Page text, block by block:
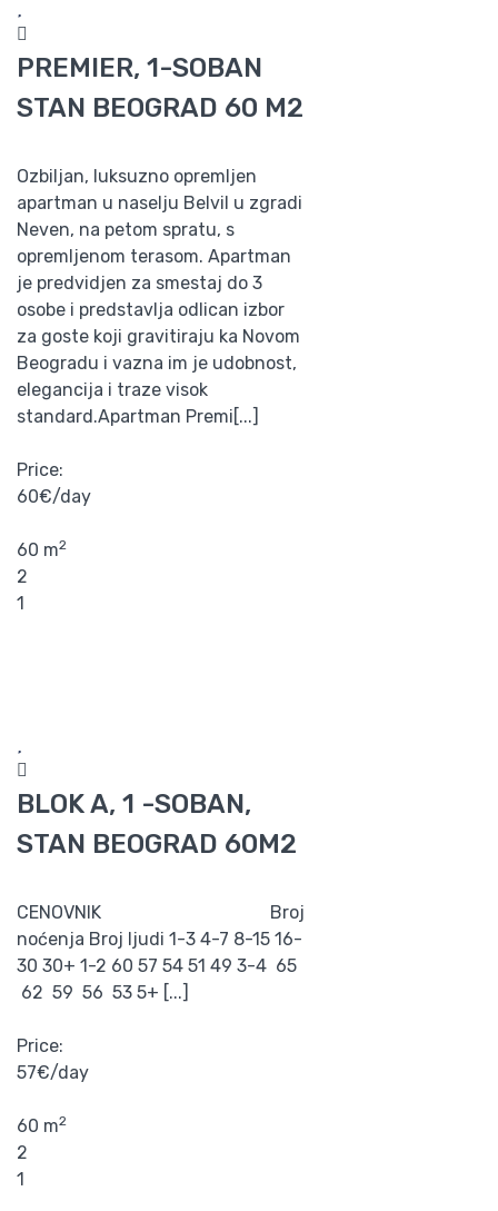
PREMIER, 1-SOBAN
STAN BEOGRAD 60 M2
Ozbiljan, luksuzno opremljen
apartman u naselju Belvil u zgradi
Neven, na petom spratu, s
opremljenom terasom. Apartman
je predvidjen za smestaj do 3
osobe i predstavlja odlican izbor
za goste koji gravitiraju ka Novom
Beogradu i vazna im je udobnost,
elegancija i traze visok
standard.Apartman Premi[...]
Price:
60€/day
60 m2
2
1
BLOK A, 1 -SOBAN,
STAN BEOGRAD 60M2
CENOVNIK Broj
noćenja Broj ljudi 1-3 4-7 8-15 16-
30 30+ 1-2 60 57 54 51 49 3-4 65
62 59 56 53 5+ [...]
Price:
57€/day
60 m2
2
1